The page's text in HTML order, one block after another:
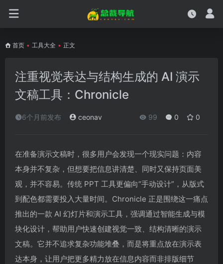
首页 • 工具大全 • 正文
注重视觉表达与结构生成的 AI 演示
文稿工具：Chronicle
6个月前发布 ceonav 99 0 0
在准备演示文稿时，很多用户会发现一个现实问题：内容
本身并不复杂，但想要把信息讲清楚、同时又保持页面美
观，并不容易。传统 PPT 工具更偏向“手动设计”，从版式
到配色都需要投入大量时间。Chronicle 正是围绕这一痛点
推出的一款 AI 幻灯片和演示工具，强调通过智能生成与模
块化设计，帮助用户快速创建视觉一致、结构清晰的演示
文稿。它并不追求复杂功能堆叠，而是将重点放在演示表
达本身，让用户把更多精力放在信息内容而非排版细节